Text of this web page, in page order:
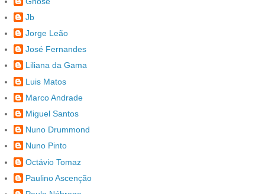
Jb
Jorge Leão
José Fernandes
Liliana da Gama
Luis Matos
Marco Andrade
Miguel Santos
Nuno Drummond
Nuno Pinto
Octávio Tomaz
Paulino Ascenção